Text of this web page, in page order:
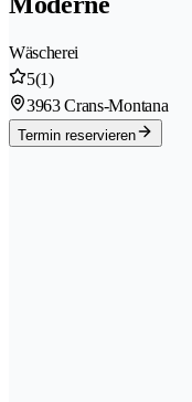
Wäscherei
5(1)
3963 Crans-Montana
Termin reservieren